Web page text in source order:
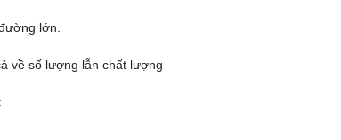
lớn.
về số lượng lẫn chất lượng